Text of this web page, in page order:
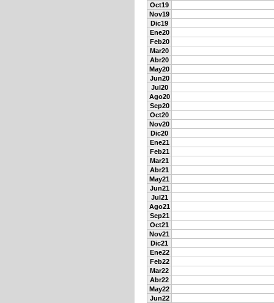
Oct19
Nov19
Dic19
Ene20
Feb20
Mar20
Abr20
May20
Jun20
Jul20
Ago20
Sep20
Oct20
Nov20
Dic20
Ene21
Feb21
Mar21
Abr21
May21
Jun21
Jul21
Ago21
Sep21
Oct21
Nov21
Dic21
Ene22
Feb22
Mar22
Abr22
May22
Jun22